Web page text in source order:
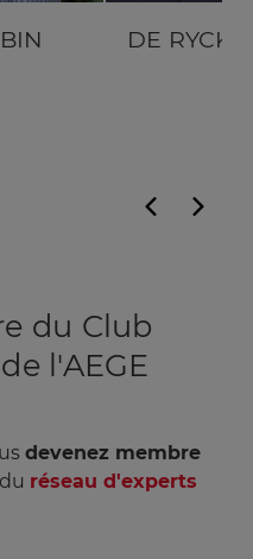
DE
du Club
l'AEGE
devenez membre
réseau d'experts